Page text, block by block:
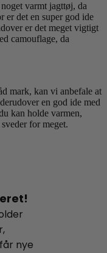
varmt jagttøj, da
er det en super god ide
er det meget vigtigt
camouflage, da
mark, kan vi anbefale at
en god ide med
kan holde varmen,
for meget.
nye